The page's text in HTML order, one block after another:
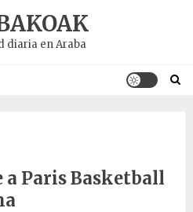
diaria en Araba
Paris Basketball